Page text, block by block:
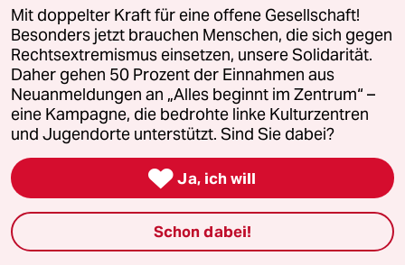
Unterstützen
abo
genossenschaft
taz zahl ich
recherchefonds ausland
Mit doppelter Kraft für eine offene Gesellschaft!
Besonders jetzt brauchen Menschen, die sich gegen
Rechtsextremismus einsetzen, unsere Solidarität.
Daher gehen 50 Prozent der Einnahmen aus
Neuanmeldungen an „Alles beginnt im Zentrum“ –
eine Kampagne, die bedrohte linke Kulturzentren
und Jugendorte unterstützt. Sind Sie dabei?
 Ja, ich will
Schon dabei!